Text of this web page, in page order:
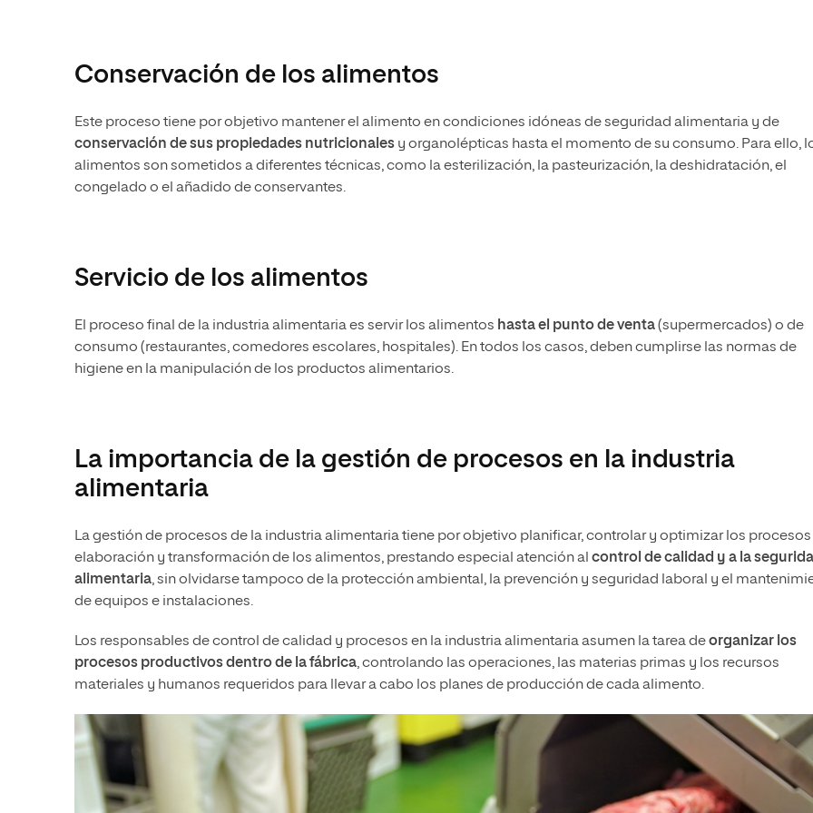
Conservación de los alimentos
Este proceso tiene por objetivo mantener el alimento en condiciones idóneas de seguridad alimentaria y de
conservación de sus propiedades nutricionales y organolépticas hasta el momento de su consumo. Para ello,
alimentos son sometidos a diferentes técnicas, como la esterilización, la pasteurización, la deshidratación, el
congelado o el añadido de conservantes.
Servicio de los alimentos
El proceso final de la industria alimentaria es servir los alimentos hasta el punto de venta(supermercados) o de
consumo (restaurantes, comedores escolares, hospitales). En todos los casos, deben cumplirse las normas de
higiene en la manipulación de los productos alimentarios.
La importancia de la gestión de procesos en la industria
alimentaria
La gestión de procesos de la industria alimentaria tiene por objetivo planificar, controlar y optimizar los
elaboración y transformación de los alimentos, prestando especial atención al control de calidad y a la
alimentaria, sin olvidarse tampoco de la protección ambiental, la prevención y seguridad laboral y el
de equipos e instalaciones.
Los responsables de control de calidad y procesos en la industria alimentaria asumen la tarea deorganizar los
procesos productivos dentro de la fábrica, controlando las operaciones, las materias primas y los recursos
materiales y humanos requeridos para llevar a cabo los planes de producción de cada alimento.